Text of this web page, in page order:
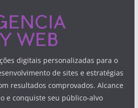
digitais personalizadas para o
de sites e estratégias
resultados comprovados. Alcance
e conquiste seu público-alvo